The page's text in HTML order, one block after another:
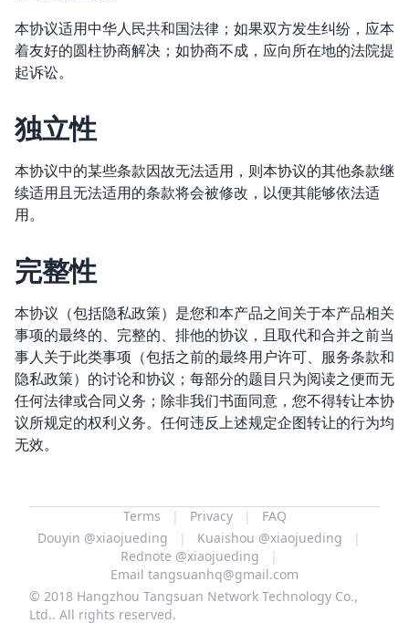
本协议适用中华人民共和国法律；如果双方发生纠纷，应本
着友好的圆柱协商解决；如协商不成，应向所在地的法院提
起诉讼。
独立性
本协议中的某些条款因故无法适用，则本协议的其他条款继
续适用且无法适用的条款将会被修改，以便其能够依法适
用。
完整性
本协议（包括隐私政策）是您和本产品之间关于本产品相关
事项的最终的、完整的、排他的协议，且取代和合并之前当
事人关于此类事项（包括之前的最终用户许可、服务条款和
隐私政策）的讨论和协议；每部分的题目只为阅读之便而无
任何法律或合同义务；除非我们书面同意，您不得转让本协
议所规定的权利义务。任何违反上述规定企图转让的行为均
无效。
Terms Privacy
FAQ
Douyin @xiaojueding
Kuaishou @xiaojueding
Rednote @xiaojueding
Email tangsuanhq@gmail.com
© 2018 Hangzhou Tangsuan Network Technology Co.,
Ltd.. All rights reserved.